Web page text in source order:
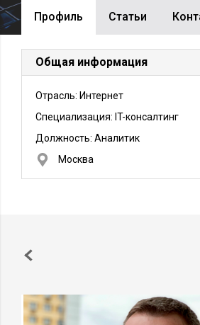
Профиль Cтатьи
Общая информация
Отрасль: Интернет
Специализация: IT-консалтинг
Должность: Аналитик
Москва